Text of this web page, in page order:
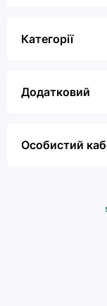
Категорії
Додатковий
Особистий